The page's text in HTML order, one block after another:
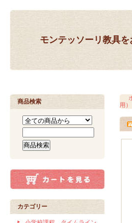
モンテッソーリ教具
商品検索
カテゴリー
用）